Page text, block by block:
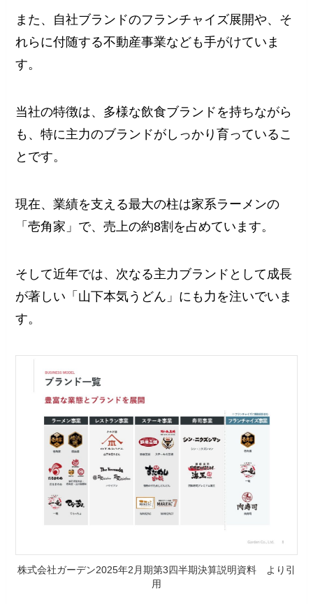
また、自社ブランドのフランチャイズ展開や、そ
れらに付随する不動産事業なども手がけていま
す。
当社の特徴は、多様な飲食ブランドを持ちながら
も、特に主力のブランドがしっかり育っているこ
とです。
現在、業績を支える最大の柱は家系ラーメンの
「壱角家」で、売上の約8割を占めています。
そして近年では、次なる主力ブランドとして成長
が著しい「山下本気うどん」にも力を注いでいま
す。
株式会社ガーデン2025年2⽉期第3四半期決算説明資料 より引
用